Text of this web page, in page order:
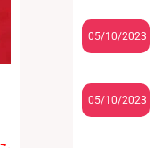
05/10/2023
05/10/2023